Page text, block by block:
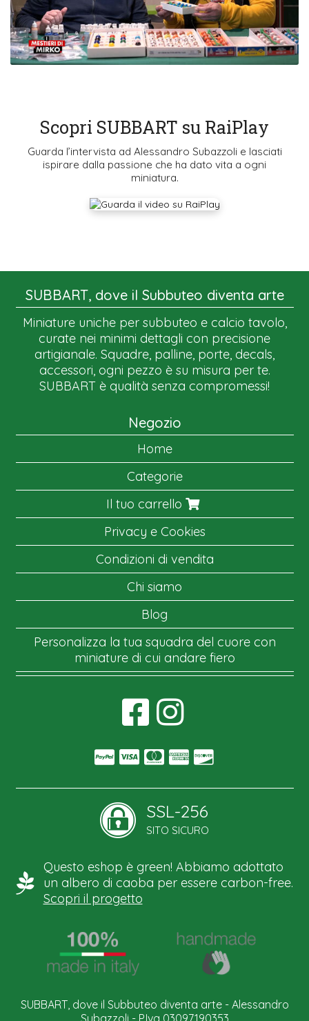
Scopri SUBBART su RaiPlay
Guarda l’intervista ad Alessandro Subazzoli e lasciati
ispirare dalla passione che ha dato vita a ogni
miniatura.
SUBBART, dove il Subbuteo diventa arte
Miniature uniche per subbuteo e calcio tavolo,
curate nei minimi dettagli con precisione
artigianale. Squadre, palline, porte, decals,
accessori, ogni pezzo è su misura per te.
SUBBART è qualità senza compromessi!
Negozio
Home
Categorie
Il tuo carrello
Privacy e Cookies
Condizioni di vendita
Chi siamo
Blog
Personalizza la tua squadra del cuore con
miniature di cui andare fiero
SSL-256
SITO SICURO
Questo eshop è green! Abbiamo adottato
un albero di caoba per essere carbon-free.
Scopri il progetto
SUBBART, dove il Subbuteo diventa arte - Alessandro
Subazzoli - P.Iva 03097190353